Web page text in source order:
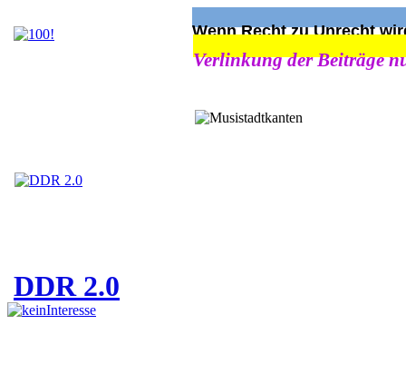
Wenn Recht zu Unrecht
Verlinkung der Beiträge
DDR 2.0